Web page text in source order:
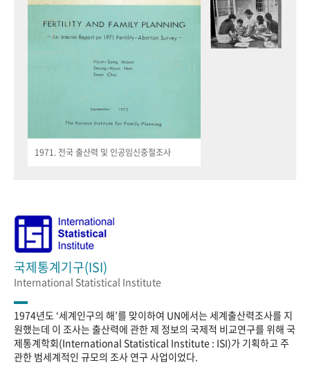
1971. 전국 출산력 및 인공임신중절조사
국제통계기구(ISI)
International Statistical Institute
1974년도 ‘세계인구의 해’를 맞이하여 UN에서는 세계출산력조사를 지
원했는데 이 조사는 출산력에 관한 제 정보의 국제적 비교연구를 위해 국
제통계학회(International Statistical Institute : ISI)가 기획하고 주
관한 범세계적인 규모의 조사 연구 사업이었다.